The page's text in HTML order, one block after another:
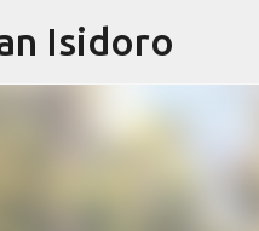
Ir al contenido principal
Isidoro